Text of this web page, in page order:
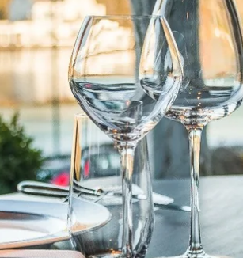
Martin's Relais
Bruges, 4*